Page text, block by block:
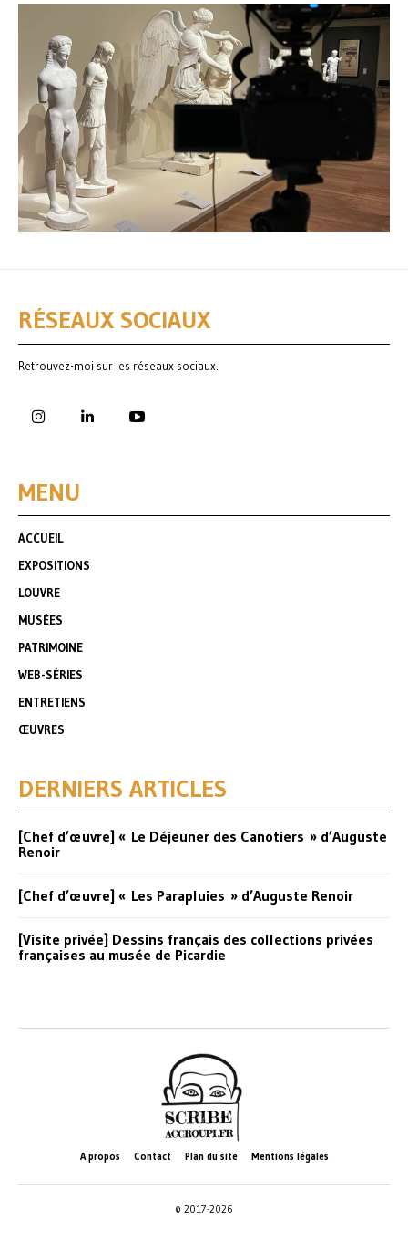
RÉSEAUX SOCIAUX
Retrouvez-moi sur les réseaux sociaux.
MENU
ACCUEIL
EXPOSITIONS
LOUVRE
MUSÉES
PATRIMOINE
WEB-SÉRIES
ENTRETIENS
ŒUVRES
DERNIERS ARTICLES
[Chef d’œuvre] « Le Déjeuner des Canotiers » d’Auguste
Renoir
[Chef d’œuvre] « Les Parapluies » d’Auguste Renoir
[Visite privée] Dessins français des collections privées
françaises au musée de Picardie
A propos Contact Plan du site Mentions légales
© 2017-2026